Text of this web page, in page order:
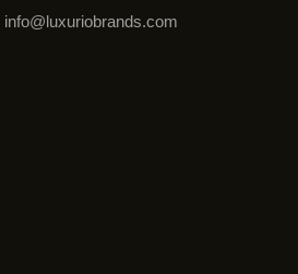
info@luxuriobrands.com